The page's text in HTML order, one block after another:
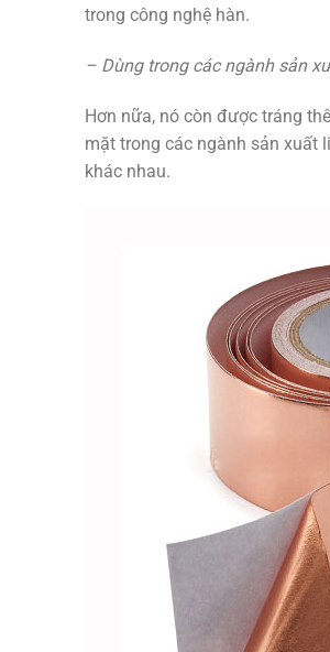
trong công nghệ hàn.
– Dùng trong các ngành sản
Hơn nữa, nó còn được tráng
mặt trong các ngành sản xuất
khác nhau.